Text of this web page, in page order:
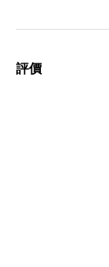
評價